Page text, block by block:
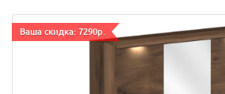
Ваша скидка: 7290р.